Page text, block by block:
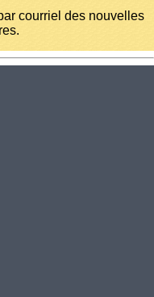
courriel des nouvelles